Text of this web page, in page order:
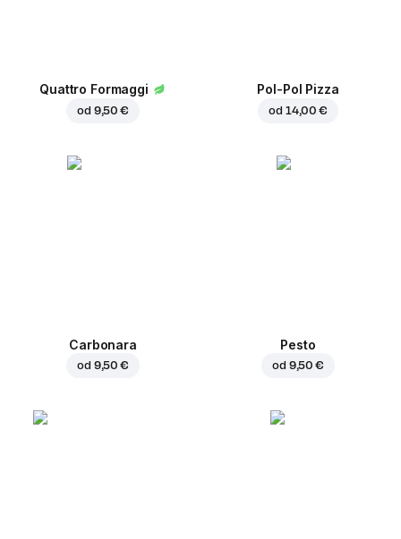
Quattro Formaggi
od 9,50 €
Pol-Pol Pizza
od 14,00 €
Carbonara
od 9,50 €
Pesto
od 9,50 €